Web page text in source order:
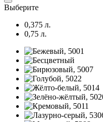
Выберите
0,375 л.
0,75 л.